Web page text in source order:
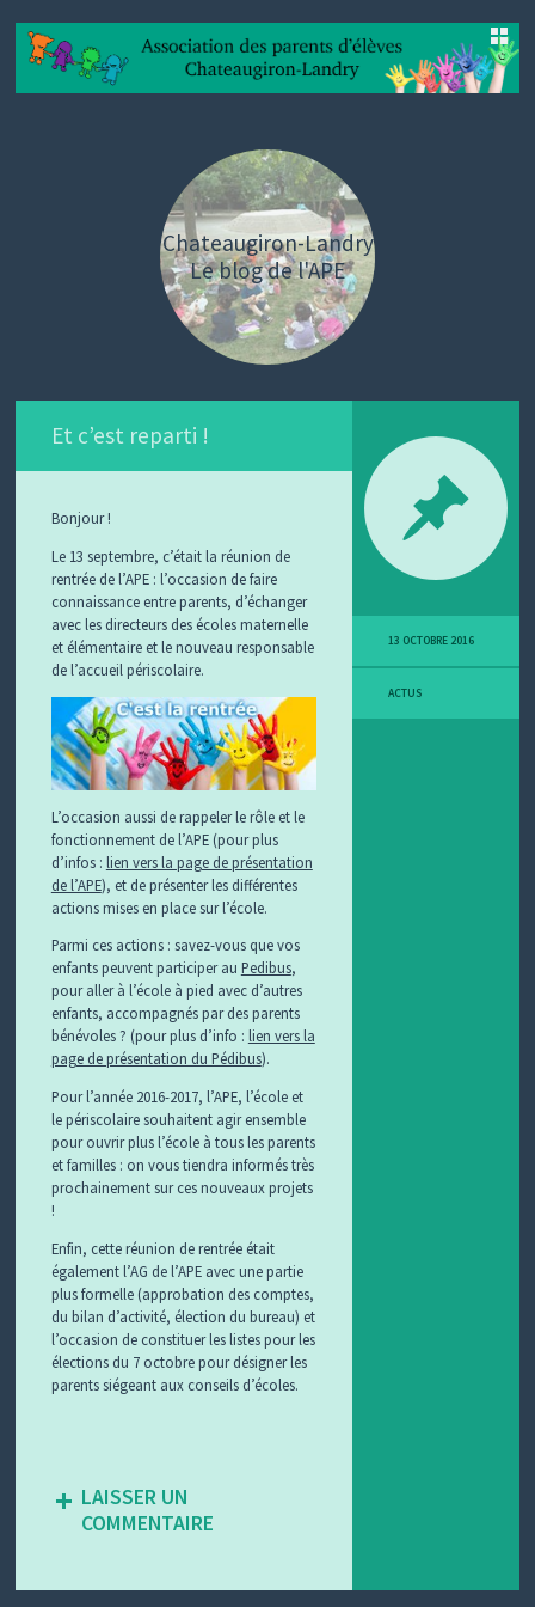
Chateaugiron-Landry
Le blog de l'APE
SKIP
Et c’est reparti !
Bonjour !
Le 13 septembre, c’était la réunion de
rentrée de l’APE : l’occasion de faire
connaissance entre parents, d’échanger
avec les directeurs des écoles maternelle
et élémentaire et le nouveau responsable
de l’accueil périscolaire.
L’occasion aussi de rappeler le rôle et le
fonctionnement de l’APE (pour plus
d’infos : lien vers la page de présentation
de l’APE), et de présenter les différentes
actions mises en place sur l’école.
Parmi ces actions : savez-vous que vos
enfants peuvent participer au Pedibus,
pour aller à l’école à pied avec d’autres
enfants, accompagnés par des parents
bénévoles ? (pour plus d’info : lien vers la
page de présentation du Pédibus).
Pour l’année 2016-2017, l’APE, l’école et
le périscolaire souhaitent agir ensemble
pour ouvrir plus l’école à tous les parents
et familles : on vous tiendra informés très
prochainement sur ces nouveaux projets
!
Enfin, cette réunion de rentrée était
également l’AG de l’APE avec une partie
plus formelle (approbation des comptes,
du bilan d’activité, élection du bureau) et
l’occasion de constituer les listes pour les
élections du 7 octobre pour désigner les
parents siégeant aux conseils d’écoles.
LAISSER UN
COMMENTAIRE
13 OCTOBRE 2016
ACTUS